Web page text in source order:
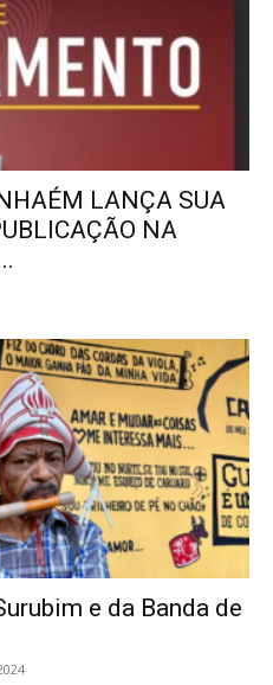
LANÇA SUA
NA
e da Banda de